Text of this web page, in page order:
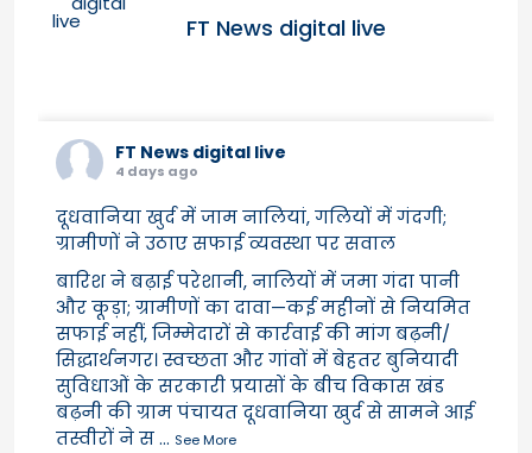
FT News digital live
FT News digital live
4 days ago
दूधवानिया खुर्द में जाम नालियां, गलियों में गंदगी;
ग्रामीणों ने उठाए सफाई व्यवस्था पर सवाल
बारिश ने बढ़ाई परेशानी, नालियों में जमा गंदा पानी
और कूड़ा; ग्रामीणों का दावा—कई महीनों से नियमित
सफाई नहीं, जिम्मेदारों से कार्रवाई की मांग बढ़नी/
सिद्धार्थनगर। स्वच्छता और गांवों में बेहतर बुनियादी
सुविधाओं के सरकारी प्रयासों के बीच विकास खंड
बढ़नी की ग्राम पंचायत दूधवानिया खुर्द से सामने आई
तस्वीरों ने स... See More